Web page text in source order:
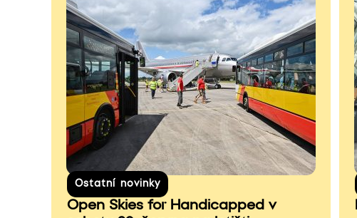
Ostatní novinky
Open Skies for Handicapped v